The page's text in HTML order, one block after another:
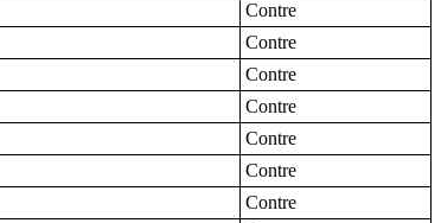
Contre
Contre
Contre
Contre
Contre
Contre
Contre